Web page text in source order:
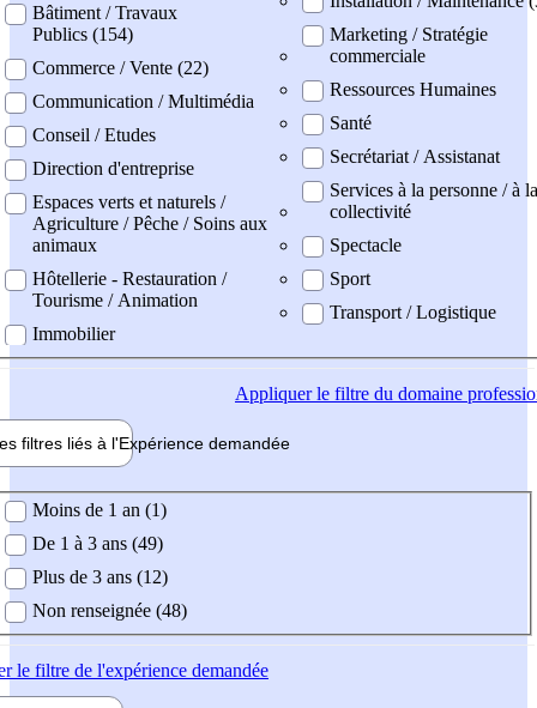
Bâtiment / Travaux
Publics (154)
Commerce / Vente (22)
Communication / Multimédia
Conseil / Etudes
Direction d'entreprise
Espaces verts et naturels /
Agriculture / Pêche / Soins aux
animaux
Hôtellerie - Restauration /
Tourisme / Animation
Immobilier
Marketing / Stratégie
commerciale
Ressources Humaines
Santé
Secrétariat / Assistanat
Services à la personne / à la
collectivité
Spectacle
Sport
Transport / Logistique
Appliquerle filtre du domaine
filtres liés à l'Expérience demandée
demandée
Moins de 1 an (1)
De 1 à 3 ans (49)
Plus de 3 ans (12)
Non renseignée (48)
le filtre de l'expérience demandée